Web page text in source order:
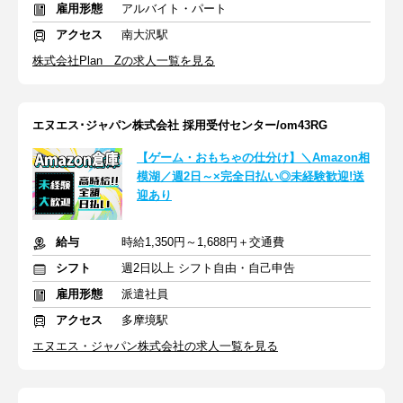
雇用形態
アルバイト・パート
アクセス
南大沢駅
株式会社Plan Zの求人一覧を見る
エヌエス･ジャパン株式会社 採用受付センター/om43RG
【ゲーム・おもちゃの仕分け】＼Amazon相
模湖／週2日～×完全日払い◎未経験歓迎!送
迎あり
給与
時給1,350円～1,688円＋交通費
シフト
週2日以上 シフト自由・自己申告
雇用形態
派遣社員
アクセス
多摩境駅
エヌエス・ジャパン株式会社の求人一覧を見る